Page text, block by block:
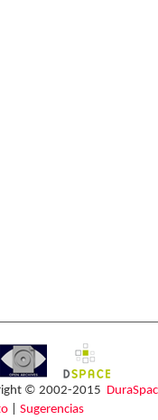
© 2002-2015
| Sugerencias